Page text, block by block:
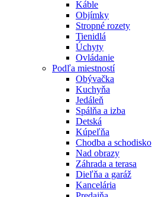
Káble
Objímky
Stropné rozety
Tienidlá
Úchyty
Ovládanie
Podľa miestností
Obývačka
Kuchyňa
Jedáleň
Spálňa a izba
Detská
Kúpeľňa
Chodba a schodisko
Nad obrazy
Záhrada a terasa
Dieľňa a garáž
Kancelária